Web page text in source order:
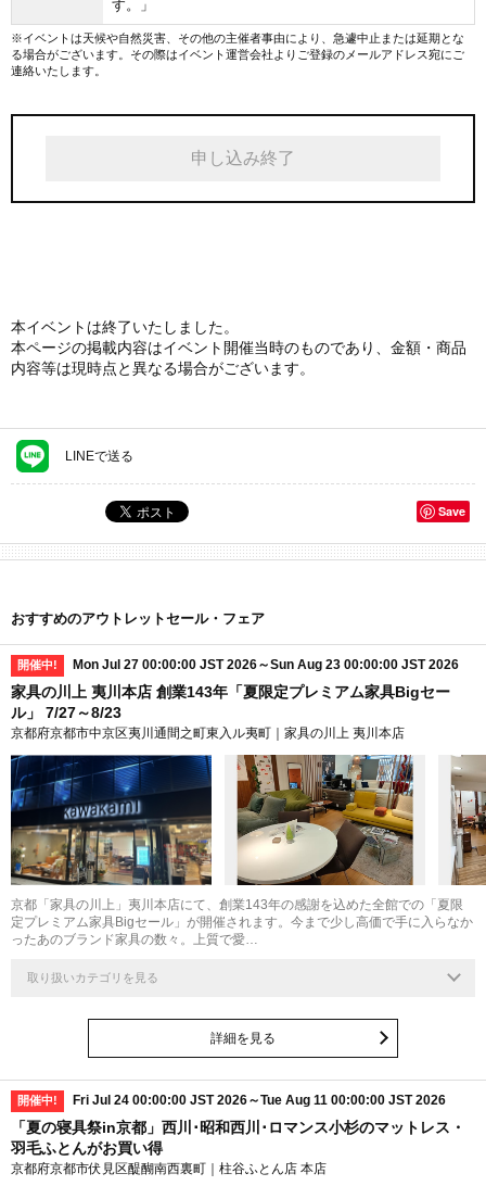
す。」
※イベントは天候や自然災害、その他の主催者事由により、急遽中止または延期とな
る場合がございます。その際はイベント運営会社よりご登録のメールアドレス宛にご
連絡いたします。
申し込み終了
本イベントは終了いたしました。
本ページの掲載内容はイベント開催当時のものであり、金額・商品
内容等は現時点と異なる場合がございます。
LINEで送る
Save
おすすめのアウトレットセール・フェア
開催中! Mon Jul 27 00:00:00 JST 2026～Sun Aug 23 00:00:00 JST 2026
家具の川上 夷川本店 創業143年「夏限定プレミアム家具Bigセー
ル」 7/27～8/23
京都府京都市中京区夷川通間之町東入ル夷町｜家具の川上 夷川本店
京都「家具の川上」夷川本店にて、創業143年の感謝を込めた全館での「夏限
定プレミアム家具Bigセール」が開催されます。今まで少し高価で手に入らなか
ったあのブランド家具の数々。上質で愛…
取り扱いカテゴリを見る
詳細を見る
開催中! Fri Jul 24 00:00:00 JST 2026～Tue Aug 11 00:00:00 JST 2026
「夏の寝具祭in京都」西川･昭和西川･ロマンス小杉のマットレス・
羽毛ふとんがお買い得
京都府京都市伏見区醍醐南西裏町｜柱谷ふとん店 本店